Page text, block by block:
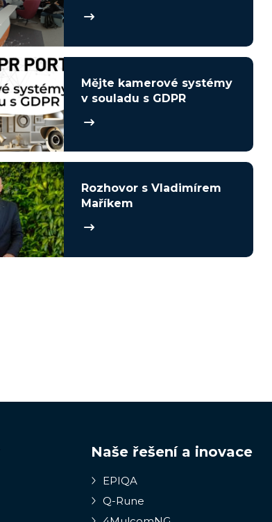
Mějte kamerové systémy
v souladu s GDPR
Rozhovor s Vladimírem
Maříkem
Naše řešení a inovace
EPIQA
Q-Rune